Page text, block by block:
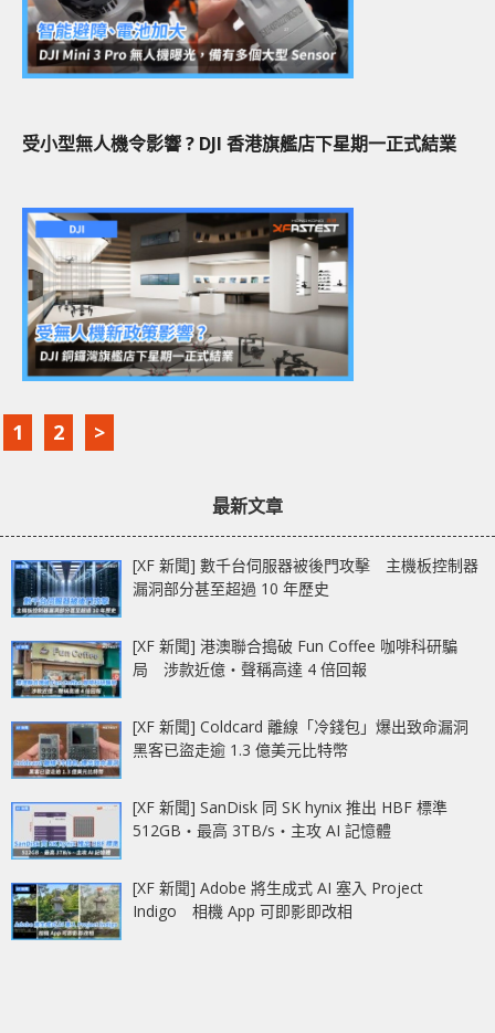
受小型無人機令影響 ? DJI 香港旗艦店下星期一正式結業
1 2 >
最新文章
[XF 新聞] 數千台伺服器被後門攻擊 主機板控制器
漏洞部分甚至超過 10 年歷史
[XF 新聞] 港澳聯合搗破 Fun Coffee 咖啡科研騙
局 涉款近億‧聲稱高達 4 倍回報
[XF 新聞] Coldcard 離線「冷錢包」爆出致命漏洞
黑客已盜走逾 1.3 億美元比特幣
[XF 新聞] SanDisk 同 SK hynix 推出 HBF 標準
512GB‧最高 3TB/s‧主攻 AI 記憶體
[XF 新聞] Adobe 將生成式 AI 塞入 Project
Indigo 相機 App 可即影即改相